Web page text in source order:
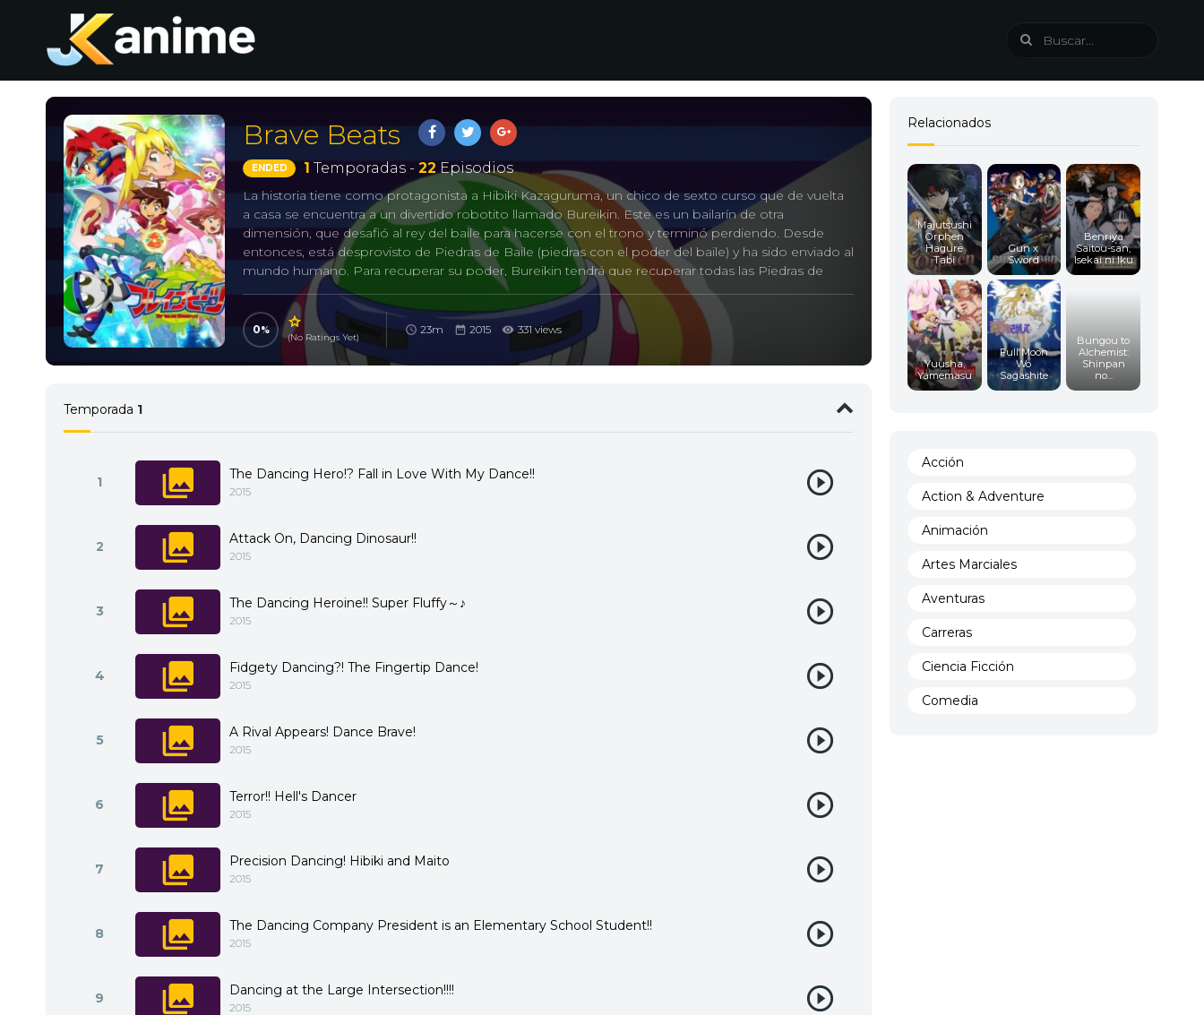
Brave Beats
ENDED 1 Temporadas - 22 Episodios
La historia tiene como protagonista a Hibiki Kazaguruma, un chico de sexto curso que de vuelta
a casa se encuentra a un divertido robotito llamado Bureikin. Este es un bailarín de otra
dimensión, que desafió al rey del baile para hacerse con el trono y terminó perdiendo. Desde
entonces, está desprovisto de Piedras de Baile (piedras con el poder del baile) y ha sido enviado al
mundo humano. Para recuperar su poder, Bureikin tendrá que recuperar todas las Piedras de
Baile que hay esparcidas por la Tierra, y por si fuera poco, habrá que hacerlo rápido porque estas
piedras traen el caos al mundo humano. Para cumplir con este cometido, el robot se fusionará
con Hibiki y se transformará en un héroe del baile.
0
(No Ratings Yet)
23m 2015 331 views
Temporada 1
1 The Dancing Hero!? Fall in Love With My Dance!!
2015
2 Attack On, Dancing Dinosaur!!
2015
3 The Dancing Heroine!! Super Fluffy～♪
2015
4 Fidgety Dancing?! The Fingertip Dance!
2015
5 A Rival Appears! Dance Brave!
2015
6 Terror!! Hell's Dancer
2015
7 Precision Dancing! Hibiki and Maito
2015
8 The Dancing Company President is an Elementary School Student!!
2015
9 Dancing at the Large Intersection!!!!
2015
Relacionados
Majutsushi
Orphen
Hagure
Tabi
Gun x
Sword
Benriya
Saitou-san,
Isekai ni Iku
Yuusha,
Yamemasu
Full Moon
Wo
Sagashite
Bungou to
Alchemist:
Shinpan
no...
Acción
Action & Adventure
Animación
Artes Marciales
Aventuras
Carreras
Ciencia Ficción
Comedia